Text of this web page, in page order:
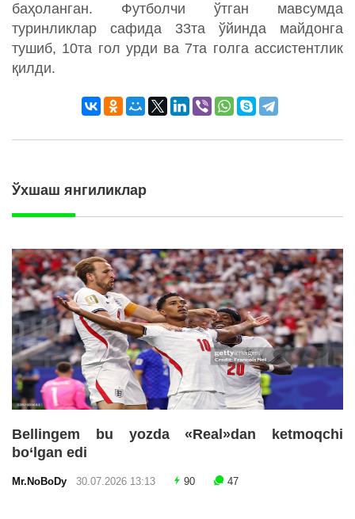
баҳоланган. Футболчи ўтган мавсумда
туринликлар сафида 33та ўйинда майдонга
тушиб, 10та гол урди ва 7та голга ассистентлик
қилди.
Ўхшаш янгиликлар
Bellingem bu yozda «Real»dan ketmoqchi
bo‘lgan edi
Mr.NoBoDy 30.07.2026 13:13 90 47